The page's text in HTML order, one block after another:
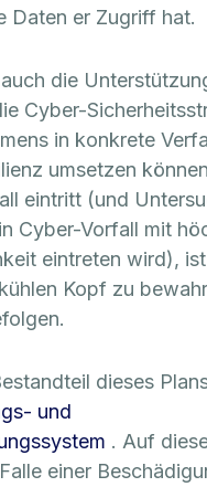
Daten er Zugriff hat.
die
Cyber-
in konkrete
umsetzen
eintritt (und
Cyber-Vorfall mit
eintreten wird),
Kopf zu
dieses
und
. Auf
einer